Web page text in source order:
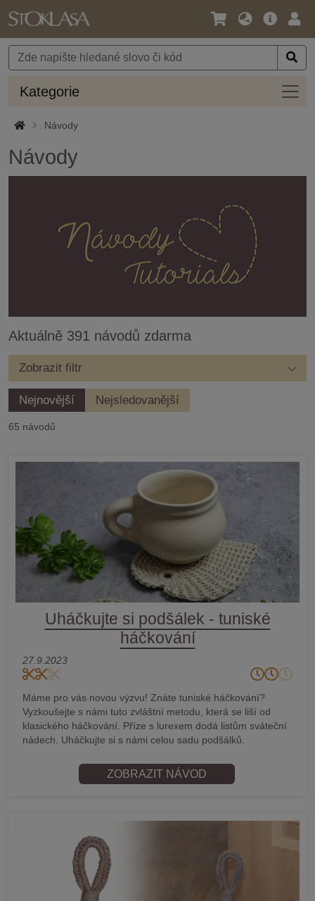
Jazyk
Měna
Hlavní
Kategorie
Návody
Návody
Aktuálně 391 návodů zdarma
Zobrazit filtr
Nejnovější Nejsledovanější
65 návodů
Uháčkujte si podšálek - tuniské
háčkování
27.9.2023
Máme pro vás novou výzvu! Znáte tuniské háčkování?
Vyzkoušejte s námi tuto zvláštní metodu, která se liší od
klasického háčkování. Příze s lurexem dodá listům sváteční
nádech. Uháčkujte si s námi celou sadu podšálků.
ZOBRAZIT NÁVOD